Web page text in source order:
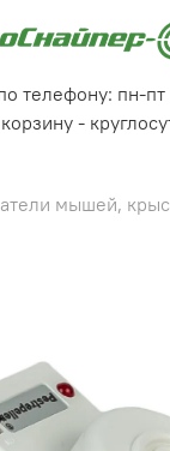
телефону: пн-
-
мышей, крыс